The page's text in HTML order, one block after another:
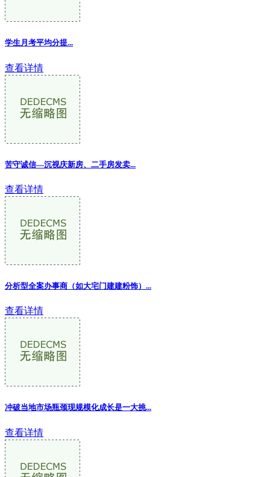
学生月考平均分提...
查看详情
苦守诚信—沉视庆新房、二手房发卖...
查看详情
分析型全案办事商（如大宅门建建粉饰）...
查看详情
冲破当地市场瓶颈现规模化成长是一大挑...
查看详情